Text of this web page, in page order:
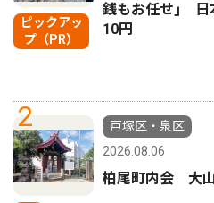
ピックアッ
プ（PR）
銭もお任せ｣ 日
10円
2
戸塚区・泉区
2026.08.06
柏尾町内会 大